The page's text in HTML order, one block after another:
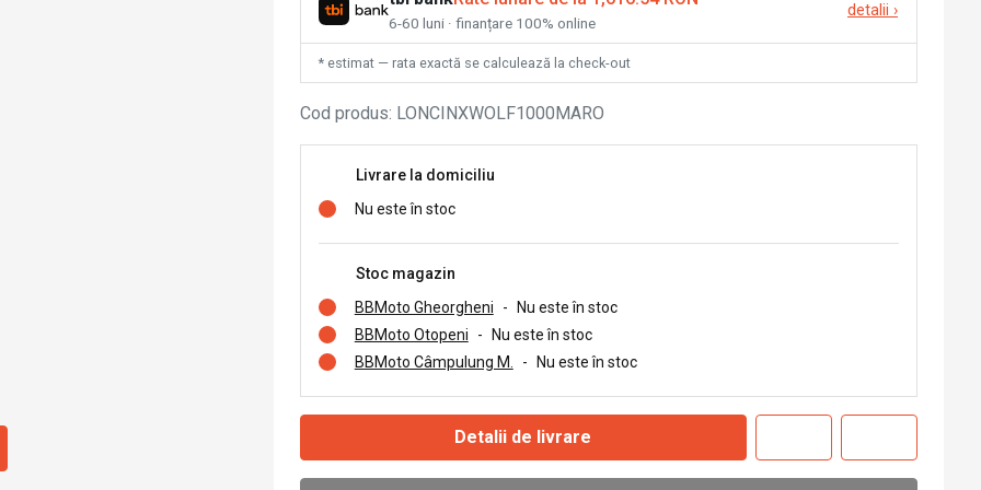
6-60 luni · finanțare 100% online
detalii ›
* estimat — rata exactă se calculează la check-out
Cod produs: LONCINXWOLF1000MARO
Livrare la domiciliu
Nu este în stoc
Stoc magazin
BBMoto Gheorgheni
- Nu este în stoc
BBMoto Otopeni
- Nu este în stoc
BBMoto Câmpulung M.
- Nu este în stoc
Detalii de livrare